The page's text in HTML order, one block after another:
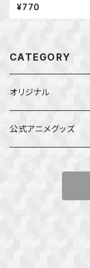
¥770
CATEGORY
オリジナル
公式アニメグッズ
ダンジョンの中のひと